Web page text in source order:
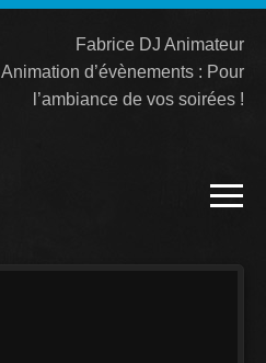
Fabrice DJ Animateur
Animation d’évènements : Pour
l’ambiance de vos soirées !